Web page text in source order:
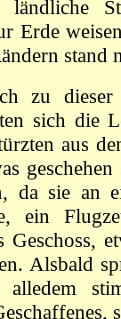
ländliche
Erde
stand
zu
sich die
aus
da sie an
ein
Geschoss,
Alsbald